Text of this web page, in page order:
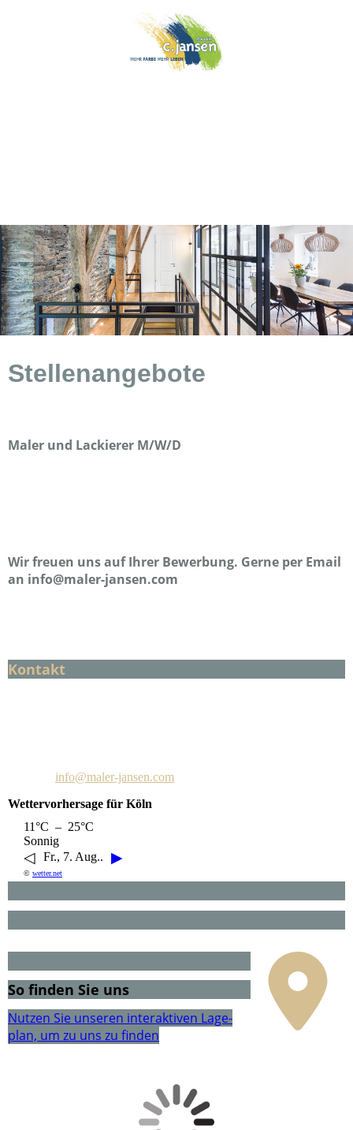
Stellenangebote
Maler und Lackierer M/W/D
Wir freuen uns auf Ihrer Bewerbung. Gerne per Email
an info@maler-jansen.com
Kontakt
info@maler-jansen.com
Wettervorhersage für Köln
11°C – 25°C
Sonnig
◁ Fr., 7. Aug.. ▶
© wetter.net
So finden Sie uns
Nutzen Sie unseren interaktiven La­ge­
plan, um zu uns zu finden